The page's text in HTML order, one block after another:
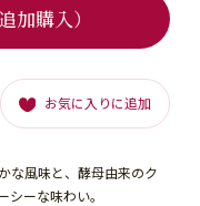
な風味と、酵母由来のク
ーな味わい。
お気に入りに追加
加購入）